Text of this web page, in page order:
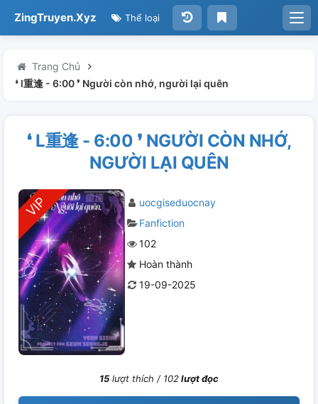
ZingTruyen.Xyz Thể loại
Trang Chủ
❛ l重逢 - 6:00 ❜ Người còn nhớ, người lại quên
❛ L重逢 - 6:00 ❜ NGƯỜI CÒN NHỚ,
NGƯỜI LẠI QUÊN
uocgiseduocnay
Fanfiction
102
Hoàn thành
19-09-2025
15 lượt thích / 102lượt đọc